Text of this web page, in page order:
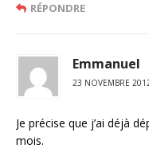
RÉPONDRE
Emmanuel
23 NOVEMBRE
Je précise que j’ai déjà
mois.